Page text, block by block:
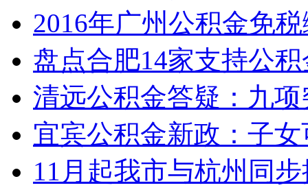
2016年广州公积金免
盘点合肥14家支持公
清远公积金答疑：九
宜宾公积金新政：子
11月起我市与杭州同